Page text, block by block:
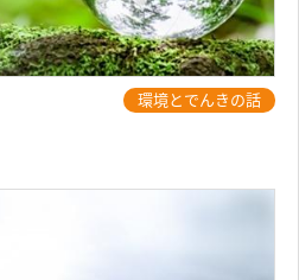
環境とでんきの話